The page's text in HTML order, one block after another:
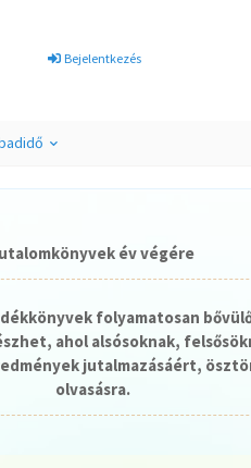
Bejelentkezés
év végére
folyamatosan
ahol alsósoknak,
jutalmazásáért,
olvasásra.